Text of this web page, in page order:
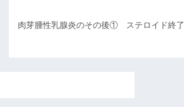
肉芽腫性乳腺炎のその後① ステロイド終了